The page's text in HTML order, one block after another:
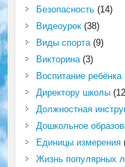
Безопасность(14)
Видеоурок(38)
Виды спорта(9)
Викторина(3)
Воспитание ребёнка
Директору школы
Должностная
Дошкольное
Единицы измерения
Жизнь популярных